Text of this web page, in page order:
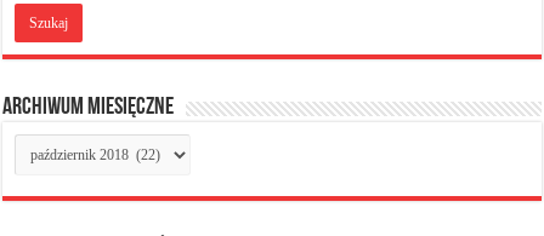
Archiwum miesięczne
Archiwum
miesięczne